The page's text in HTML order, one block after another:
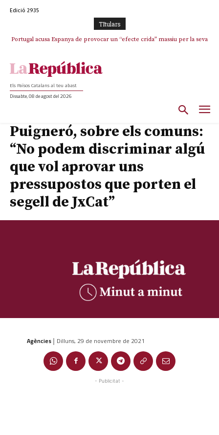
Edició 2935
TItulars
Portugal acusa Espanya de provocar un “efecte crida” massiu per la seva
Els Països Catalans al teu abast
Dissabte, 08 de agost del 2026
Puigneró, sobre els comuns:
“No podem discriminar algú
que vol aprovar uns
pressupostos que porten el
segell de JxCat”
Agències | Dilluns, 29 de novembre de 2021
- Publicitat -